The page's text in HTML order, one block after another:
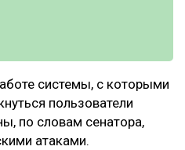
системы, с которыми
пользователи
по словам сенатора,
атаками.